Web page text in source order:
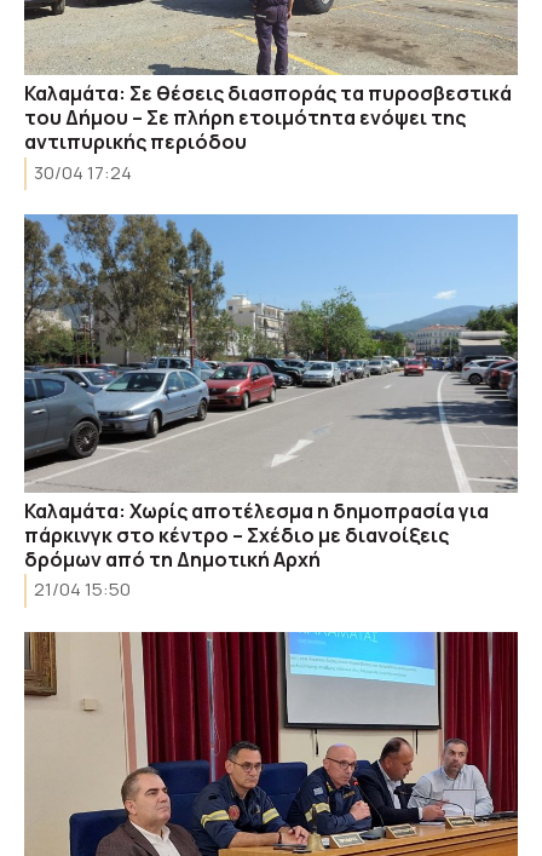
Καλαμάτα: Σε θέσεις διασποράς τα πυροσβεστικά
του Δήμου – Σε πλήρη ετοιμότητα ενόψει της
αντιπυρικής περιόδου
30/04 17:24
Καλαμάτα: Χωρίς αποτέλεσμα η δημοπρασία για
πάρκινγκ στο κέντρο – Σχέδιο με διανοίξεις
δρόμων από τη Δημοτική Αρχή
21/04 15:50